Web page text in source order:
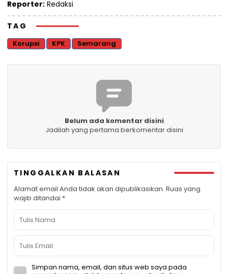
Reporter: Redaksi
TAG
Korupsi KPK Semarang
Belum ada komentar disini
Jadilah yang pertama berkomentar disini
TINGGALKAN BALASAN
Alamat email Anda tidak akan dipublikasikan. Ruas yang
wajib ditandai *
Simpan nama, email, dan situs web saya pada